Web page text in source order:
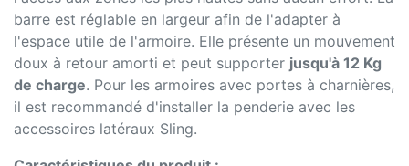
barre est réglable en largeur afin de l'adapter à
l'espace utile de l'armoire. Elle présente un mouvement
doux à retour amorti et peut supporter jusqu'à 12 Kg
de charge. Pour les armoires avec portes à charnières,
il est recommandé d'installer la penderie avec les
accessoires latéraux Sling.